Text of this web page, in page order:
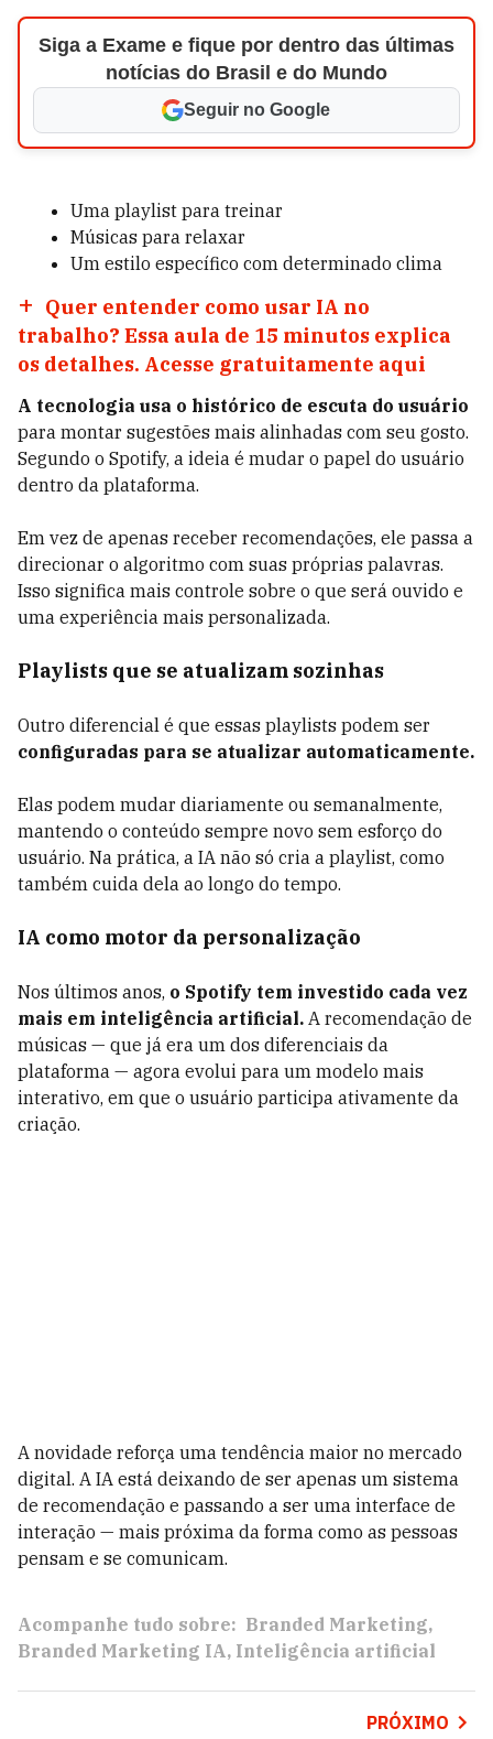
Siga a Exame e fique por dentro das últimas
notícias do Brasil e do Mundo
Seguir no Google
Uma playlist para treinar
Músicas para relaxar
Um estilo específico com determinado clima
Quer entender como usar IA no
trabalho? Essa aula de 15 minutos explica
os detalhes. Acesse gratuitamente aqui
A tecnologia usa o histórico de escuta do usuário
para montar sugestões mais alinhadas com seu gosto.
Segundo o Spotify, a ideia é mudar o papel do usuário
dentro da plataforma.
Em vez de apenas receber recomendações, ele passa a
direcionar o algoritmo com suas próprias palavras.
Isso significa mais controle sobre o que será ouvido e
uma experiência mais personalizada.
Playlists que se atualizam sozinhas
Outro diferencial é que essas playlists podem ser
configuradas para se atualizar automaticamente.
Elas podem mudar diariamente ou semanalmente,
mantendo o conteúdo sempre novo sem esforço do
usuário. Na prática, a IA não só cria a playlist, como
também cuida dela ao longo do tempo.
IA como motor da personalização
Nos últimos anos, o Spotify tem investido cada vez
mais em inteligência artificial. A recomendação de
músicas — que já era um dos diferenciais da
plataforma — agora evolui para um modelo mais
interativo, em que o usuário participa ativamente da
criação.
A novidade reforça uma tendência maior no mercado
digital. A IA está deixando de ser apenas um sistema
de recomendação e passando a ser uma interface de
interação — mais próxima da forma como as pessoas
pensam e se comunicam.
Acompanhe tudo sobre: Branded Marketing
Branded Marketing IA Inteligência artificial
PRÓXIMO